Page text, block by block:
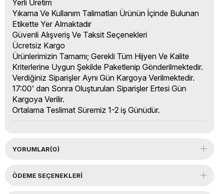
Yerli Üretim
Yıkama Ve Kullanım Talimatları Ürünün İçinde Bulunan
Etikette Yer Almaktadır
Güvenli Alışveriş Ve Taksit Seçenekleri
Ücretsiz Kargo
Ürünlerimizin Tamamı; Gerekli Tüm Hijyen Ve Kalite
Kriterlerine Uygun Şekilde Paketlenip Gönderilmektedir.
Verdiğiniz Siparişler Aynı Gün Kargoya Verilmektedir.
17:00' dan Sonra Oluşturulan Siparişler Ertesi Gün
Kargoya Verilir.
Ortalama Teslimat Süremiz 1-2 iş Günüdür.
YORUMLAR(0)
ÖDEME SEÇENEKLERI